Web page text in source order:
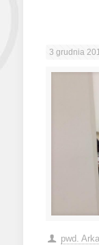
3 grudnia
pwd.